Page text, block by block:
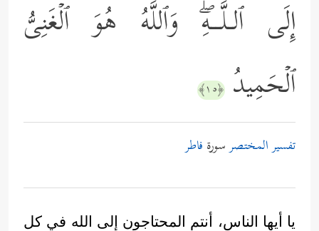
إِلَى ٱلـلَّــهِۖ وَٱللَّهُ هُوَ ٱلۡغَنِیُّ
ٱلۡحَمِیدُ ﴿١٥﴾
تفسير المختصرسورة فاطر
يا أيها الناس، أنتم المحتاجون إلى الله في كل